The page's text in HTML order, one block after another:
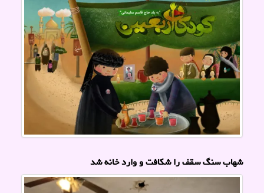
شهاب سنگ سقف را شکافت و وارد خانه شد